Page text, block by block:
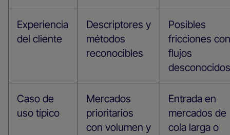
Experiencia
del cliente
Descriptores y
métodos
reconocibles
Posibles
fricciones con
flujos
desconocidos
Caso de
uso típico
Mercados
prioritarios
con volumen y
Entrada en
mercados de
cola larga o